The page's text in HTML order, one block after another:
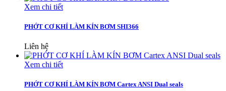
Xem chi tiết
PHỚT CƠ KHÍ LÀM KÍN BƠM SHI366
Liên hệ
Xem chi tiết
PHỚT CƠ KHÍ LÀM KÍN BƠM Cartex ANSI Dual seals